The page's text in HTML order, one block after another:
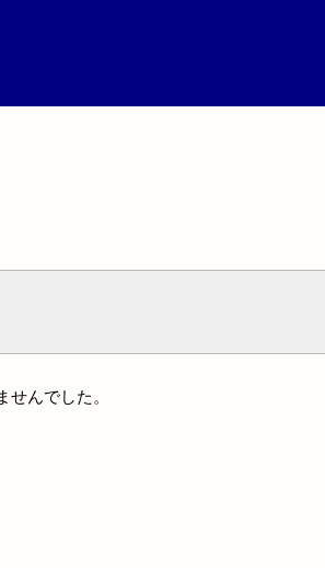
せんでした。